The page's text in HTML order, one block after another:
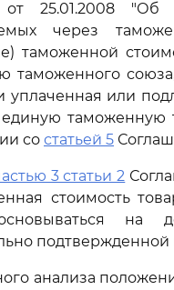
от 25.01.2008 "Об
через
таможенной
таможенного
уплаченная или
таможенную
со статьей 5
3 статьи 2
стоимость
на
анализа